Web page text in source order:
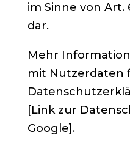
im Sinne von Art.
dar.
Mehr
mit Nutzerdaten
[Link zur
Google].